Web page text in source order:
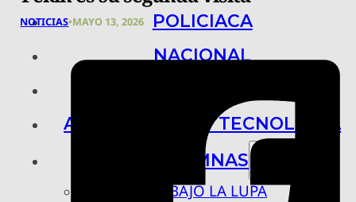
POLICIACA
NACIONAL
ARTE, CIENCIA Y TECNOLOGÍA
COLUMNAS
BAJO LA LUPA
NOTICIAS•MAYO 13, 2026